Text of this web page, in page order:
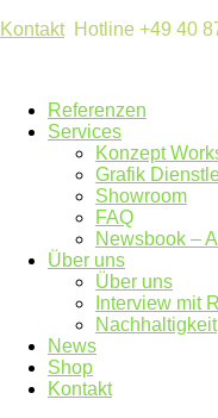
KontaktHotline +49 40
Referenzen
Services
Konzept
Grafik
Showroom
FAQ
Newsbook –
Über uns
Über uns
Interview mit
Nachhaltigkeit
News
Shop
Kontakt